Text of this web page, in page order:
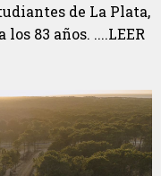
de La Plata,
83 años. ....LEER